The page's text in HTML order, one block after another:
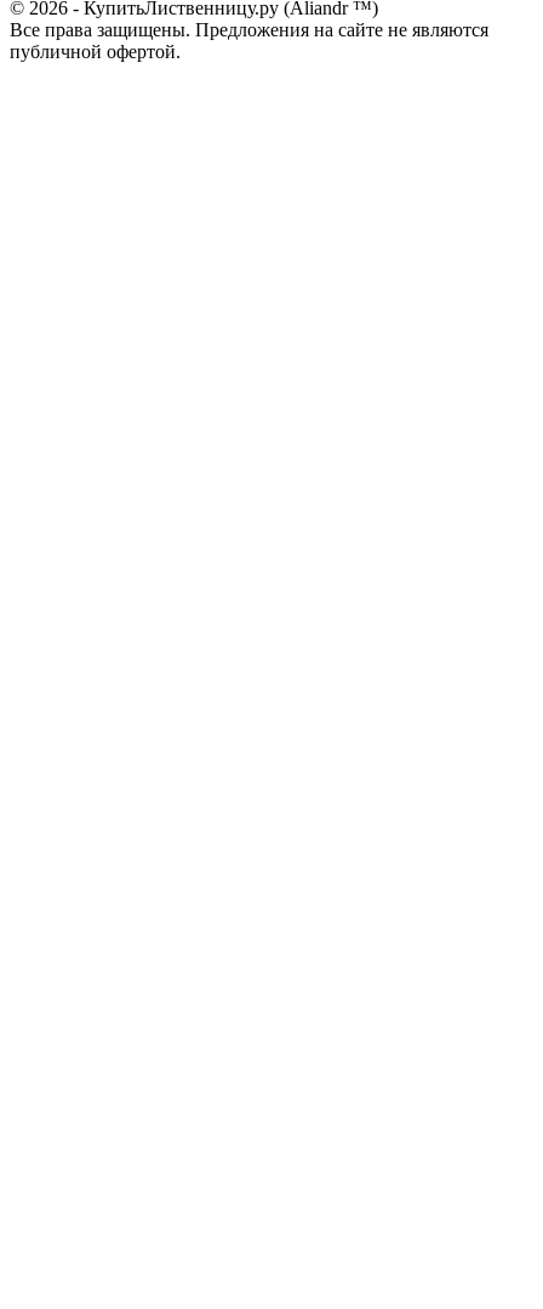
© 2026 - КупитьЛиственницу.ру (Aliandr ™)
Все права защищены. Предложения на сайте не являются
публичной офертой.